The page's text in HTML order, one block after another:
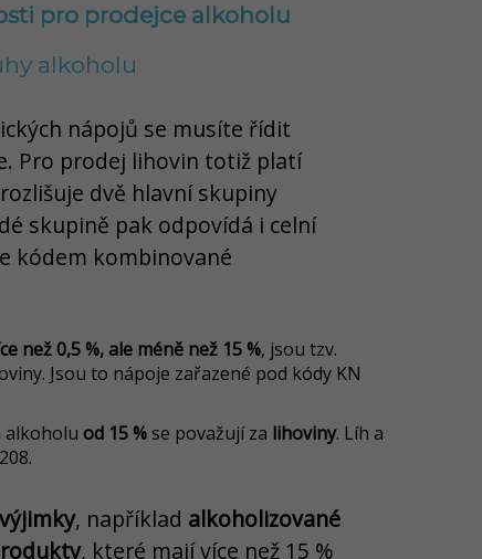
pro prodejce alkoholu
alkoholu
nápojů se musíte řídit
Pro prodej lihovin totiž platí
dvě hlavní skupiny
skupině pak odpovídá i celní
kódem kombinované
než 0,5 %, ale méně než 15 %, jsou tzv.
Jsou to nápoje zařazené pod kódy KN
alkoholu od 15 % se považují za lihoviny. Líh a
výjimky, například alkoholizované
, které mají více než 15 %